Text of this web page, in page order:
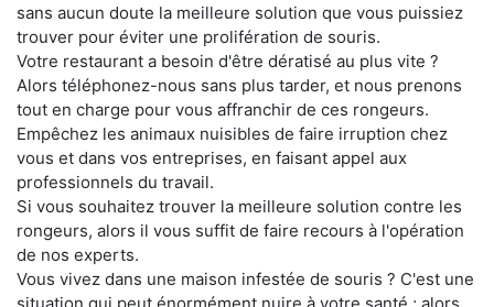
sans aucun doute la meilleure solution que vous puissiez
trouver pour éviter une prolifération de souris.
Votre restaurant a besoin d'être dératisé au plus vite ?
Alors téléphonez-nous sans plus tarder, et nous prenons
tout en charge pour vous affranchir de ces rongeurs.
Empêchez les animaux nuisibles de faire irruption chez
vous et dans vos entreprises, en faisant appel aux
professionnels du travail.
Si vous souhaitez trouver la meilleure solution contre les
rongeurs, alors il vous suffit de faire recours à l'opération
de nos experts.
Vous vivez dans une maison infestée de souris ? C'est une
situation qui peut énormément nuire à votre santé ; alors